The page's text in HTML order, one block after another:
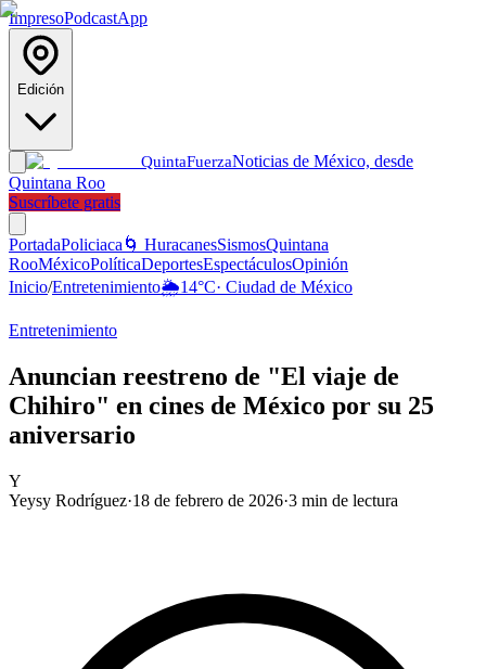
ImpresoPodcastApp
Edición
QuintaFuerzaNoticias de México, desde
Quintana Roo
Suscríbete gratis
PortadaPoliciaca 🌀 HuracanesSismosQuintana
RooMéxicoPolíticaDeportesEspectáculosOpinión
Inicio/Entretenimiento🌦️14°C· Ciudad de México
Entretenimiento
Anuncian reestreno de "El viaje de
Chihiro" en cines de México por su 25
aniversario
Y
Yeysy Rodríguez·18 de febrero de 2026·3 min de lectura